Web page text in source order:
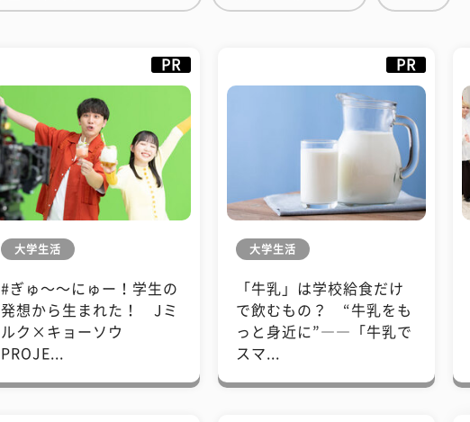
PR
大学生活
#ぎゅ〜〜にゅー！学生の
発想から生まれた！ Jミ
ルク×キョーソウ
PROJE...
PR
大学生活
「牛乳」は学校給食だけ
で飲むもの？ “牛乳をも
っと身近に”――「牛乳で
スマ...